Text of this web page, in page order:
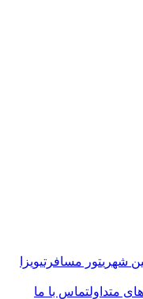
شهریتور مسافرتیویزا
متداولتماس با ما